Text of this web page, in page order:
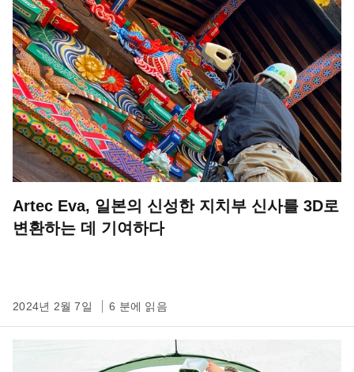
Artec Eva, 일본의 신성한 지치부 신사를 3D로
변환하는 데 기여하다
2024년 2월 7일 6 분에 읽음